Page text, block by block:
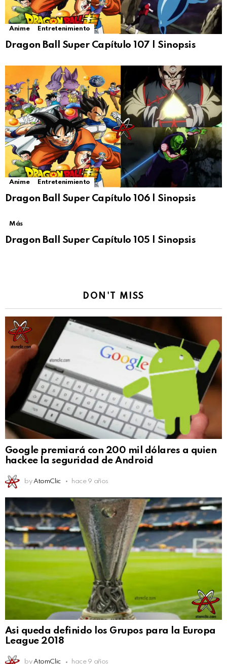
Anime Entretenimiento
Dragon Ball Super Capítulo 107 | Sinopsis
Anime Entretenimiento
Dragon Ball Super Capítulo 106 | Sinopsis
Más
Dragon Ball Super Capítulo 105 | Sinopsis
DON'T MISS
Google premiará con 200 mil dólares a quien
hackee la seguridad de Android
by AtomClic hace 9 años
Asi queda definido los Grupos para la Europa
League 2018
by AtomClic hace 9 años